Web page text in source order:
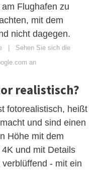
Flughafen zu
mit dem
nicht dagegen.
| Sehen Sie sich die
an
realistisch?
fotorealistisch, heißt
und sind einen
Höhe mit dem
und mit Details
- mit ein